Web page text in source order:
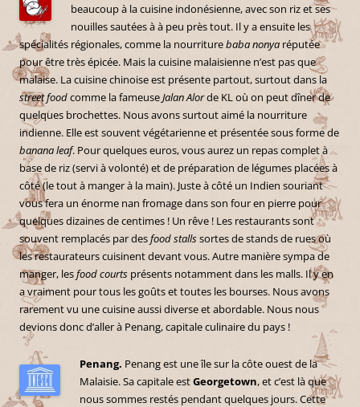
beaucoup à la cuisine indonésienne, avec son riz et ses
nouilles sautées à à peu près tout. Il y a ensuite les
spécialités régionales, comme la nourriturebaba nonya réputée
pour être très épicée. Mais la cuisine malaisienne n’est pas que
malaise. La cuisine chinoise est présente partout, surtout dans la
street foodcomme la fameuseJalan Alorde KL où on peut dîner de
quelques brochettes. Nous avons surtout aimé la nourriture
indienne. Elle est souvent végétarienne et présentée sous forme de
banana leaf. Pour quelques euros, vous aurez un repas complet à
base de riz (servi à volonté) et de préparation de légumes placées à
côté (le tout à manger à la main). Juste à côté un Indien souriant
vous fera un énorme nan fromage dans son four en pierre pour
quelques dizaines de centimes ! Un rêve ! Les restaurants sont
souvent remplacés par desfood stallssortes de stands de rues où
les restaurateurs cuisinent devant vous. Autre manière sympa de
manger, lesfood courts présents notamment dans les malls. Il y en
a vraiment pour tous les goûts et toutes les bourses. Nous avons
rarement vu une cuisine aussi diverse et abordable. Nous nous
devions donc d’aller à Penang, capitale culinaire du pays !
Penang. Penang est une île sur la côte ouest de la
Malaisie. Sa capitale estGeorgetown, et c’est là que
nous sommes restés pendant quelques jours. Cette